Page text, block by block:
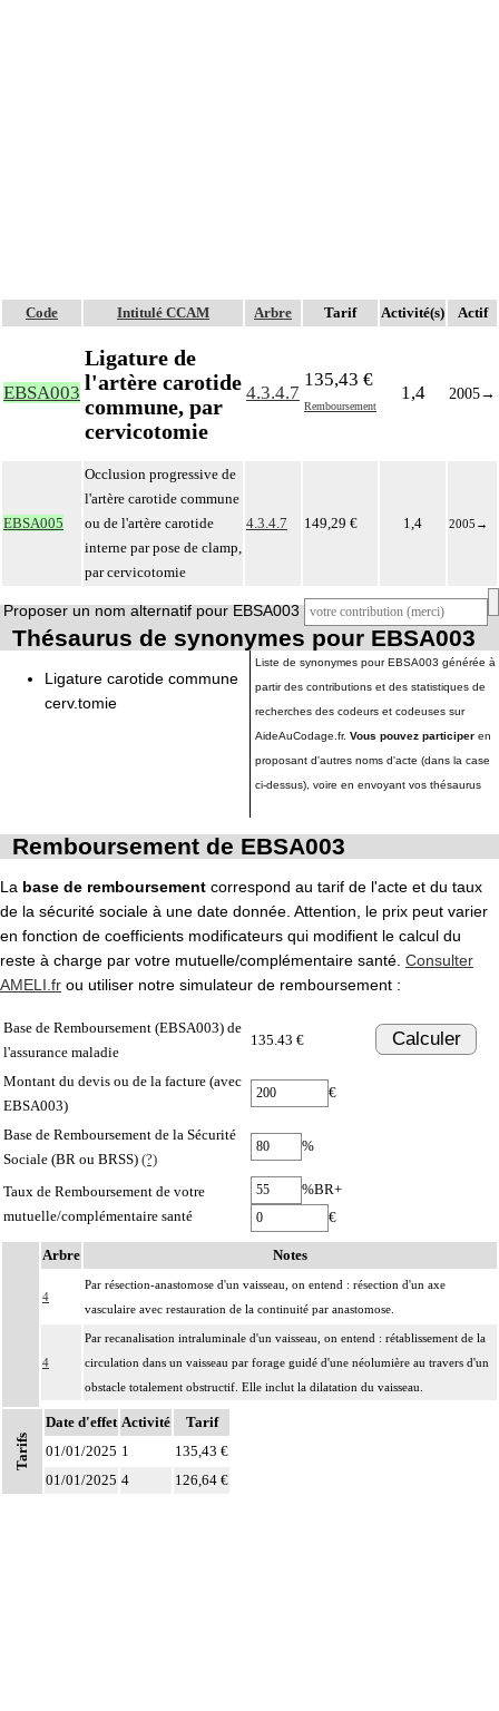
Code Intitulé CCAM Arbre Tarif Activité(s) Actif
EBSA003
Ligature de
l'artère carotide
commune, par
cervicotomie
4.3.4.7
135,43 €
Remboursement
1,4 2005→
EBSA005
Occlusion progressive de
l'artère carotide commune
ou de l'artère carotide
interne par pose de clamp,
par cervicotomie
4.3.4.7 149,29 € 1,4 2005 →
Proposer un nom alternatif pour EBSA003
Thésaurus de synonymes pour EBSA003
Ligature carotide commune
cerv.tomie
Liste de synonymes pour EBSA003 générée à
partir des contributions et des statistiques de
recherches des codeurs et codeuses sur
AideAuCodage.fr. Vous pouvez participer en
proposant d'autres noms d'acte (dans la case
ci-dessus), voire en envoyant vos thésaurus
Remboursement de EBSA003
La base de remboursement correspond au tarif de l'acte et du taux
de la sécurité sociale à une date donnée. Attention, le prix peut varier
en fonction de coefficients modificateurs qui modifient le calcul du
reste à charge par votre mutuelle/complémentaire santé. Consulter
AMELI.fr ou utiliser notre simulateur de remboursement :
Base de Remboursement (EBSA003) de
l'assurance maladie
135.43 € Calculer
Montant du devis ou de la facture (avec
EBSA003)
€
Base de Remboursement de la Sécurité
Sociale (BR ou BRSS) (?)
%
Taux de Remboursement de votre
mutuelle/complémentaire santé
%BR+
€
Arbre Notes
4
Par résection-anastomose d'un vaisseau, on entend : résection d'un axe
vasculaire avec restauration de la continuité par anastomose.
4
Par recanalisation intraluminale d'un vaisseau, on entend : rétablissement de la
circulation dans un vaisseau par forage guidé d'une néolumière au travers d'un
obstacle totalement obstructif. Elle inclut la dilatation du vaisseau.
4
Par endoprothèse vasculaire, on entend : prothèse vasculaire non couverte,
posée par voie vasculaire transcutanée.
4
Tarifs
Date d'effet Activité
Tarif
01/01/2025 1
135,43 €
01/01/2025 4 126,64 €